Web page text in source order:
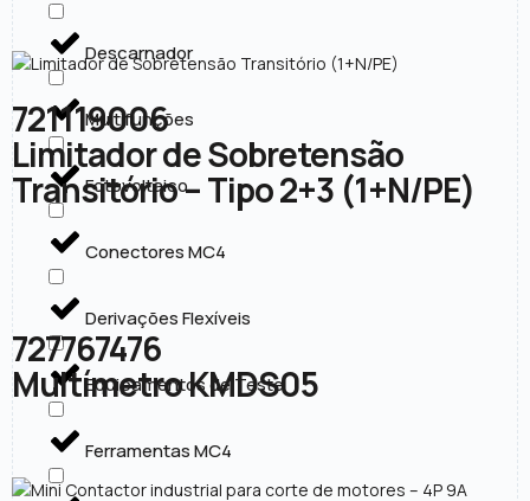
Descarnador
Multifunções
Fotovoltaico
Conectores MC4
Derivações Flexíveis
Equipamentos de Teste
Ferramentas MC4
721119006
Limitador de Sobretensão
Transitório – Tipo 2+3 (1+N/PE)
727767476
Multímetro KMDS05